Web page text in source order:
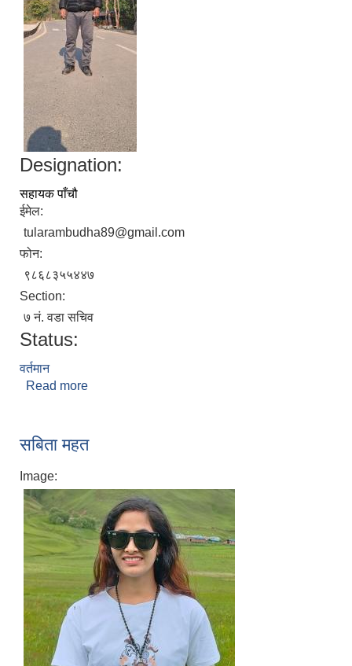
Designation:
सहायक पाँचौ
ईमेल:
tularambudha89@gmail.com
फोन:
९८६८३५५४४७
Section:
७ नं. वडा सचिव
Status:
वर्तमान
Read more
सबिता महत
Image: